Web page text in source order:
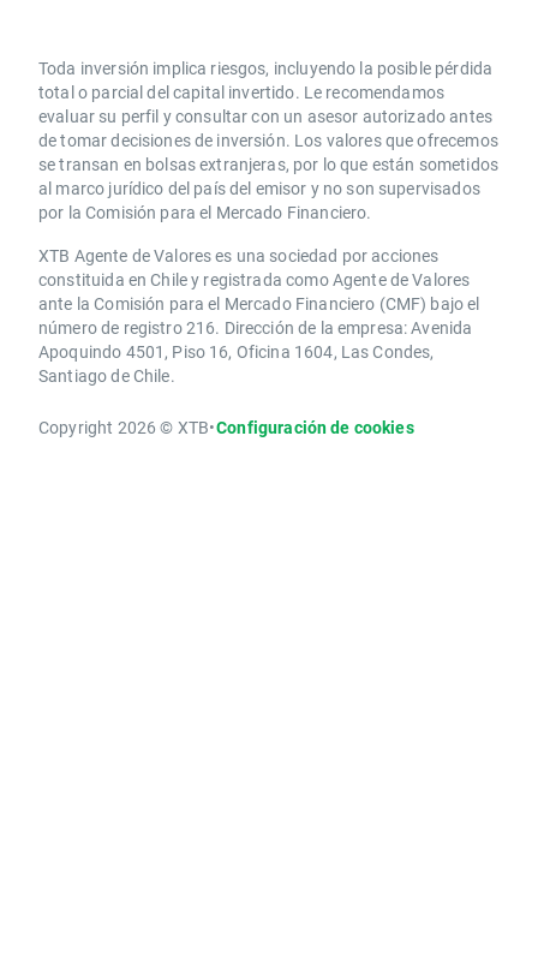
Toda inversión implica riesgos, incluyendo la posible pérdida
total o parcial del capital invertido. Le recomendamos
evaluar su perfil y consultar con un asesor autorizado antes
de tomar decisiones de inversión. Los valores que ofrecemos
se transan en bolsas extranjeras, por lo que están sometidos
al marco jurídico del país del emisor y no son supervisados
por la Comisión para el Mercado Financiero.
XTB Agente de Valores es una sociedad por acciones
constituida en Chile y registrada como Agente de Valores
ante la Comisión para el Mercado Financiero (CMF) bajo el
número de registro 216. Dirección de la empresa: Avenida
Apoquindo 4501, Piso 16, Oficina 1604, Las Condes,
Santiago de Chile.
Copyright 2026 © XTB•Configuración de cookies